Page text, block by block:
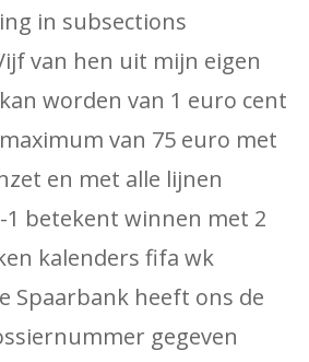
in subsections
van hen uit mijn eigen
worden van 1 euro cent
van 75 euro met
en met alle lijnen
1 betekent winnen met 2
kalenders fifa wk
Spaarbank heeft ons de
gegeven